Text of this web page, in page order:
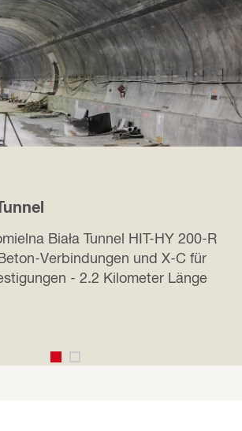
Biała Tunnel HIT-HY 200-R
Verbindungen und X-C für
- 2.2 Kilometer Länge